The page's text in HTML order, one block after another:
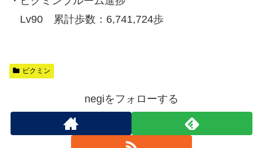
Lv90 累計歩数：6,741,724歩
ピクミン
negiをフォローする